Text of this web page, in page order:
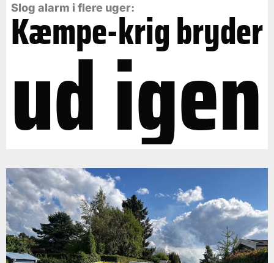
Slog alarm i flere uger:
Kæmpe-krig bryder
ud igen